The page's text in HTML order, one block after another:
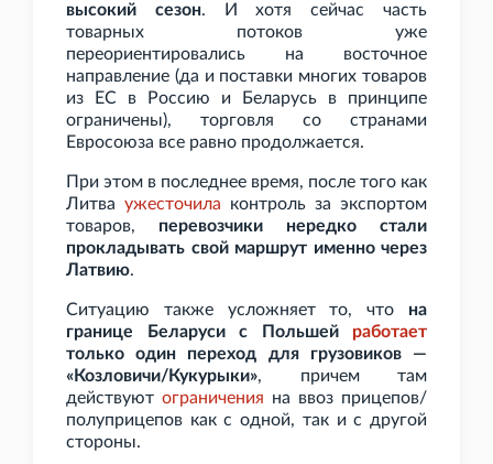
высокий сезон. И хотя сейчас часть
товарных потоков уже
переориентировались на восточное
направление (да и поставки многих товаров
из ЕС в Россию и Беларусь в принципе
ограничены), торговля со странами
Евросоюза все равно продолжается.
При этом в последнее время, после того как
Литва ужесточила контроль за экспортом
товаров, перевозчики нередко стали
прокладывать свой маршрут именно через
Латвию.
Ситуацию также усложняет то, что на
границе Беларуси с Польшей работает
только один переход для грузовиков —
«Козловичи/Кукурыки», причем там
действуют ограничения на ввоз прицепов/
полуприцепов как с одной, так и с другой
стороны.